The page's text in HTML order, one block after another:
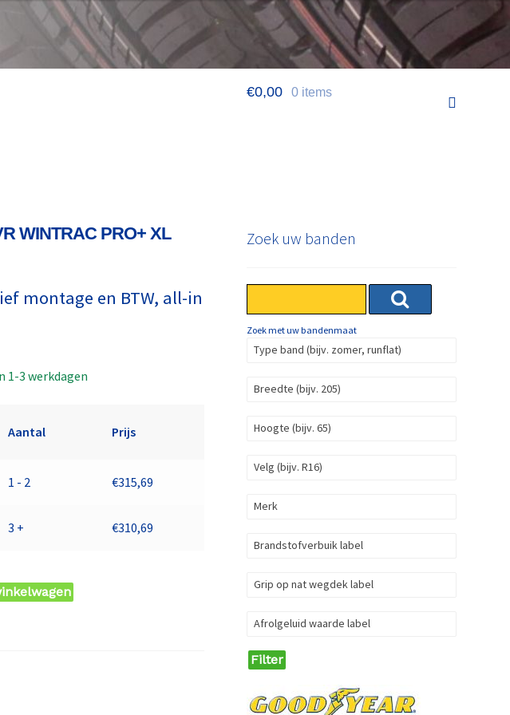
€0,00 0 items
WINTRAC PRO+ XL
montage en BTW, all-in
1-3 werkdagen
Aantal Prijs
1 - 2 €315,69
3 + €310,69
Zoek uw banden
Zoek met uw bandenmaat
Type band (bijv. zomer, runflat)
Breedte (bijv. 205)
Hoogte (bijv. 65)
Velg (bijv. R16)
Merk
Brandstofverbuik label
Grip op nat wegdek label
Afrolgeluid waarde label
Filter